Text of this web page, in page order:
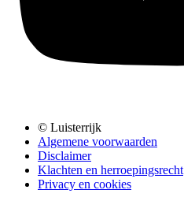
© Luisterrijk
Algemene voorwaarden
Disclaimer
Klachten en herroepingsrecht
Privacy en cookies